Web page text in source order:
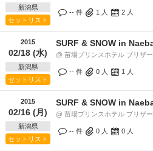
新潟県
セットリスト
-- 件 1 人 2 人
2015
02/18 (水)
新潟県
セットリスト
SURF & SNOW in
@ 苗場プリンスホテル ブリザ
-- 件 0 人 1 人
2015
02/16 (月)
新潟県
セットリスト
SURF & SNOW in
@ 苗場プリンスホテル ブリザ
-- 件 0 人 0 人